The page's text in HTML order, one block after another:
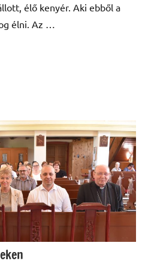
élő kenyér. Aki ebből a
élni. Az …